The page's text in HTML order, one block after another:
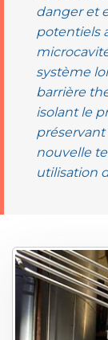
danger et
potentiels
système
barrière
isolant le
préservant
nouvelle
utilisation